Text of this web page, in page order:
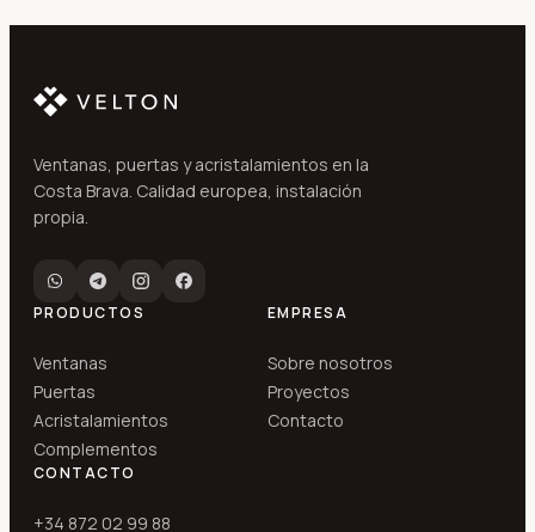
Ventanas, puertas y acristalamientos en la
Costa Brava. Calidad europea, instalación
propia.
PRODUCTOS
Ventanas
Puertas
Acristalamientos
Complementos
EMPRESA
Sobre nosotros
Proyectos
Contacto
CONTACTO
+34 872 02 99 88